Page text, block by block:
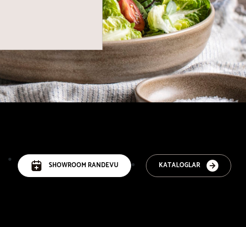
KATALOGLAR
SHOWROOM RANDEVU